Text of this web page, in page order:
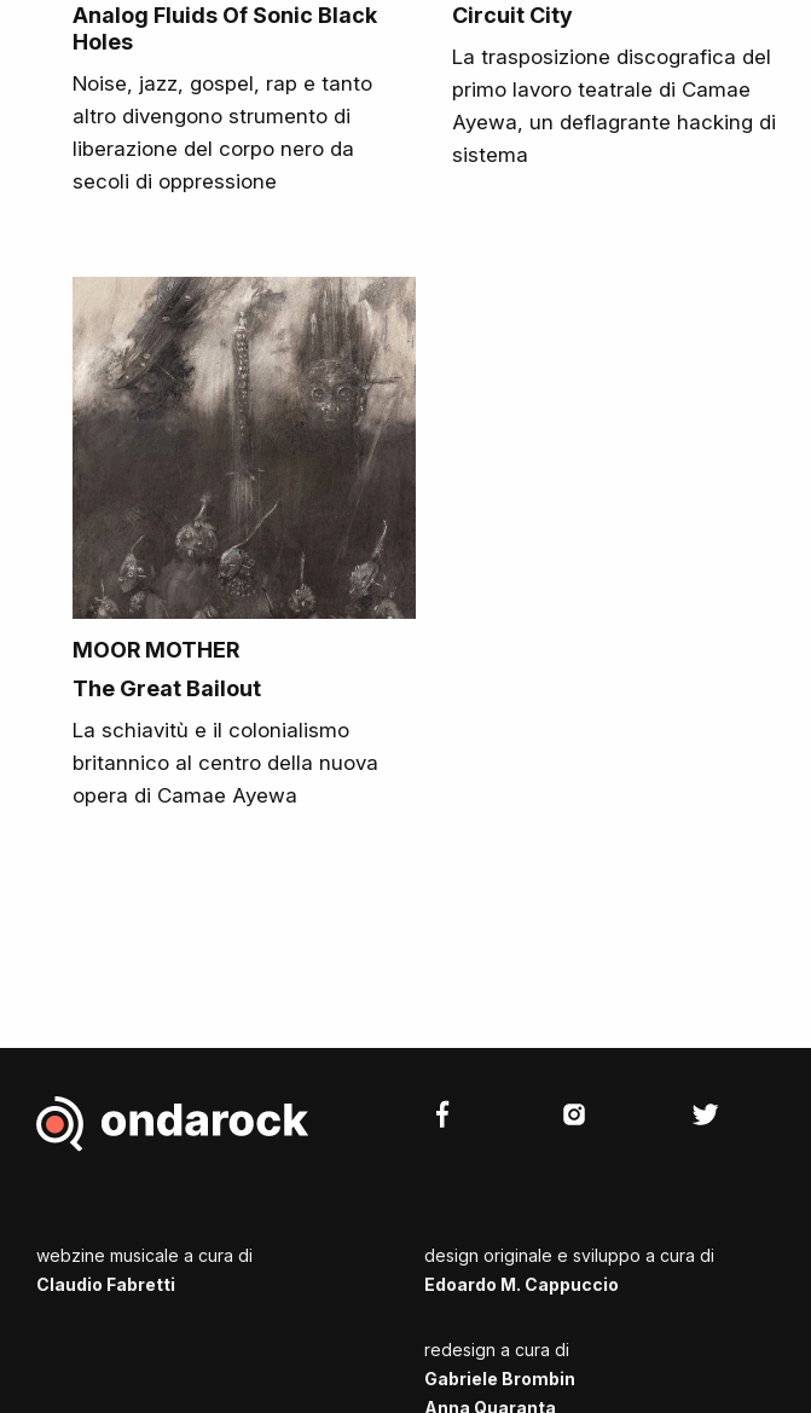
Analog Fluids Of Sonic Black
Holes
Noise, jazz, gospel, rap e tanto
altro divengono strumento di
liberazione del corpo nero da
secoli di oppressione
Circuit City
La trasposizione discografica del
primo lavoro teatrale di Camae
Ayewa, un deflagrante hacking di
sistema
MOOR MOTHER
The Great Bailout
La schiavitù e il colonialismo
britannico al centro della nuova
opera di Camae Ayewa
webzine musicale a cura di
Claudio Fabretti
design originale e sviluppo a cura di
Edoardo M. Cappuccio
redesign a cura di
Gabriele Brombin
Anna Quaranta